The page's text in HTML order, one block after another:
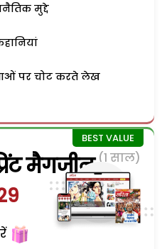
मुद्दे
पर चोट करते लेख
मैगजीन (1 साल)